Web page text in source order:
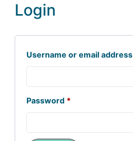
Login
Username or email address
Password *